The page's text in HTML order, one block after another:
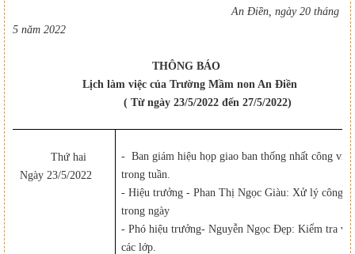
An Điền, ngày 20 tháng
5 năm 2022
THÔNG BÁO
Lịch làm việc của Trường Mầm non An Điền
( Từ ngày 23/5/2022 đến 27/5/2022)
Thứ hai
Ngày 23/5/2022
- Ban giám hiệu họp giao ban thống nhất công việc
trong tuần.
- Hiệu trưởng - Phan Thị Ngọc Giàu: Xử lý công
trong ngày
- Phó hiệu trưởng- Nguyễn Ngọc Đẹp: Kiểm tra vệ
các lớp.